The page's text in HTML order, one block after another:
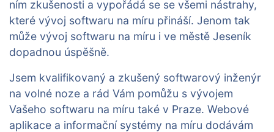
ním zkušenosti a vypořádá se se všemi nástrahy,
které vývoj softwaru na míru přináší. Jenom tak
může vývoj softwaru na míru i ve městě Jeseník
dopadnou úspěšně.
Jsem kvalifikovaný a zkušený softwarový inženýr
na volné noze a rád Vám pomůžu s vývojem
Vašeho softwaru na míru také v Praze. Webové
aplikace a informační systémy na míru dodávám